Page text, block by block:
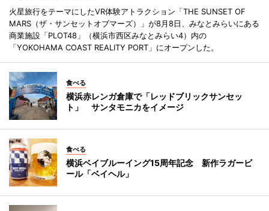
火星旅行をテーマにしたVR体験アトラクション「THE SUNSET OF
MARS（ザ・サンセットオブマーズ）」が8月8日、みなとみらいにある
商業施設「PLOT48」（横浜市西区みなとみらい4）内の
「YOKOHAMA COAST REALITY PORT」にオープンした。
食べる
横浜赤レンガ倉庫で「レッドブリックサンセッ
ト」 サンタモニカをイメージ
食べる
横浜ベイブルーイング15周年記念 新作ラガービ
ール「ベイヘル」